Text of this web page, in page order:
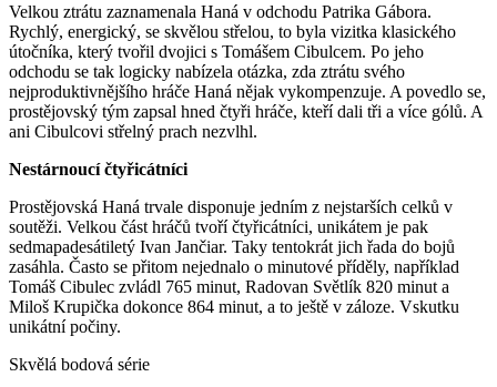
Velkou ztrátu zaznamenala Haná v odchodu Patrika Gábora.
Rychlý, energický, se skvělou střelou, to byla vizitka klasického
útočníka, který tvořil dvojici s Tomášem Cibulcem. Po jeho
odchodu se tak logicky nabízela otázka, zda ztrátu svého
nejproduktivnějšího hráče Haná nějak vykompenzuje. A povedlo se,
prostějovský tým zapsal hned čtyři hráče, kteří dali tři a více gólů. A
ani Cibulcovi střelný prach nezvlhl.
Nestárnoucí čtyřicátníci
Prostějovská Haná trvale disponuje jedním z nejstarších celků v
soutěži. Velkou část hráčů tvoří čtyřicátníci, unikátem je pak
sedmapadesátiletý Ivan Jančiar. Taky tentokrát jich řada do bojů
zasáhla. Často se přitom nejednalo o minutové příděly, například
Tomáš Cibulec zvládl 765 minut, Radovan Světlík 820 minut a
Miloš Krupička dokonce 864 minut, a to ještě v záloze. Vskutku
unikátní počiny.
Skvělá bodová série